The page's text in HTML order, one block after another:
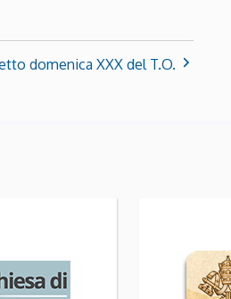
domenica XXX del T.O.